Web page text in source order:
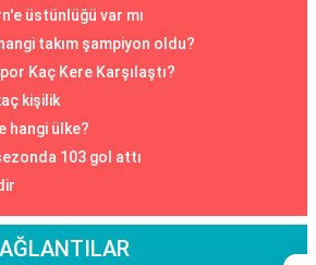
üstünlüğü var mı
takım şampiyon oldu?
Kaç Kere Karşılaştı?
kişilik
hangi ülke?
103 gol attı